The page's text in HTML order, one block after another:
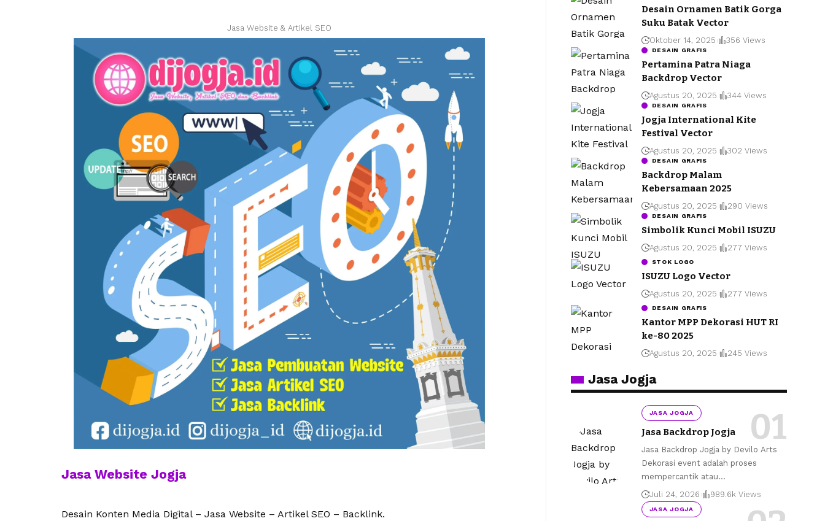
Jasa Website & Artikel SEO
Jasa Website Jogja
Desain Konten Media Digital – Jasa Website – Artikel SEO – Backlink.
Desain Ornamen Batik Gorga
Suku Batak Vector
Oktober 14, 2025 356 Views
DESAIN GRAFIS
Pertamina Patra Niaga
Backdrop Vector
Agustus 20, 2025 344 Views
DESAIN GRAFIS
Jogja International Kite
Festival Vector
Agustus 20, 2025 302 Views
DESAIN GRAFIS
Backdrop Malam
Kebersamaan 2025
Agustus 20, 2025 290 Views
DESAIN GRAFIS
Simbolik Kunci Mobil ISUZU
Agustus 20, 2025 277 Views
STOK LOGO
ISUZU Logo Vector
Agustus 20, 2025 277 Views
DESAIN GRAFIS
Kantor MPP Dekorasi HUT RI
ke-80 2025
Agustus 20, 2025 245 Views
Jasa Jogja
JASA JOGJA
Jasa Backdrop Jogja
Jasa Backdrop Jogja by Devilo Arts
Dekorasi event adalah proses
mempercantik atau…
Juli 24, 2026
989.6k Views
JASA JOGJA